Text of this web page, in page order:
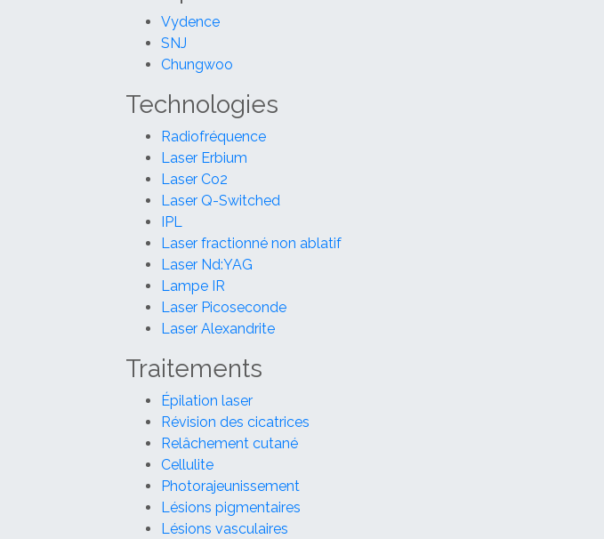
Vydence
SNJ
Chungwoo
Technologies
Radiofréquence
Laser Erbium
Laser Co2
Laser Q-Switched
IPL
Laser fractionné non ablatif
Laser Nd:YAG
Lampe IR
Laser Picoseconde
Laser Alexandrite
Traitements
Épilation laser
Révision des cicatrices
Relâchement cutané
Cellulite
Photorajeunissement
Lésions pigmentaires
Lésions vasculaires